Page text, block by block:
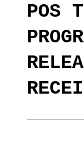
POS